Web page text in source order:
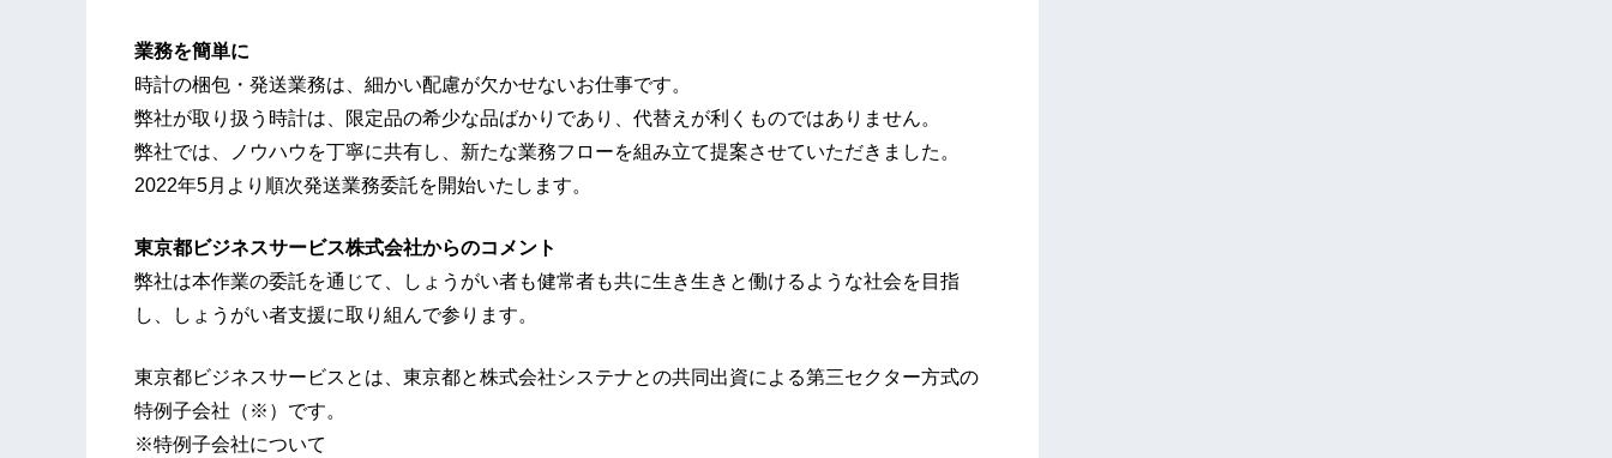
業務を簡単に
時計の梱包・発送業務は、細かい配慮が欠かせないお仕事です。
弊社が取り扱う時計は、限定品の希少な品ばかりであり、代替えが利くものではありません。
弊社では、ノウハウを丁寧に共有し、新たな業務フローを組み立て提案させていただきました。
2022年5月より順次発送業務委託を開始いたします。
東京都ビジネスサービス株式会社からのコメント
弊社は本作業の委託を通じて、しょうがい者も健常者も共に生き生きと働けるような社会を目指
し、しょうがい者支援に取り組んで参ります。
東京都ビジネスサービスとは、東京都と株式会社システナとの共同出資による第三セクター方式の
特例子会社（※）です。
※特例子会社について